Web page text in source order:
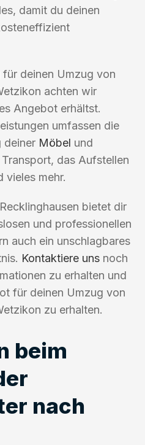
damit du deinen
deinen Umzug von
achten wir
Angebot erhältst.
umfassen die
deiner Möbel und
das Aufstellen
vieles mehr.
bietet dir
und professionellen
auch ein unschlagbares
Kontaktiere uns noch
zu erhalten und
für deinen Umzug von
zu erhalten.
beim
nach